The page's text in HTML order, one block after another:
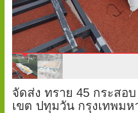
จัดส่ง ทราย 45 กระสอ
เขต ปทุมวัน กรุงเทพมห